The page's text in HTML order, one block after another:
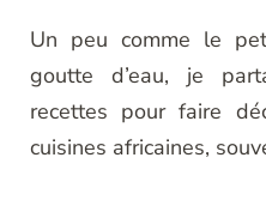
Un peu comme le
goutte d’eau, je
recettes pour faire
cuisines africaines,